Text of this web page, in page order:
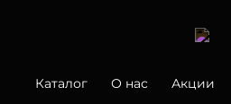
Каталог О нас Акции